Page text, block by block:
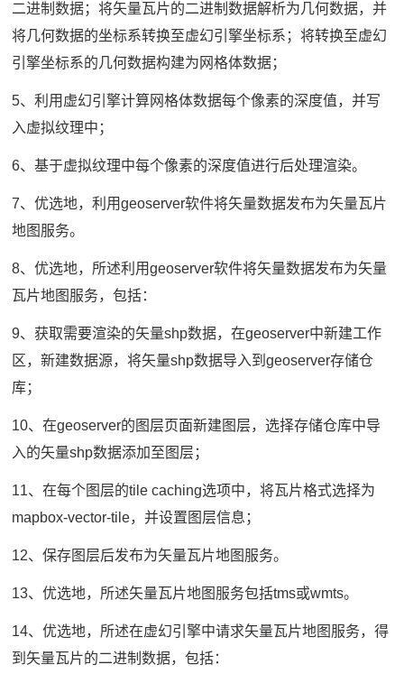
二进制数据；将矢量瓦片的二进制数据解析为几何数据，并
将几何数据的坐标系转换至虚幻引擎坐标系；将转换至虚幻
引擎坐标系的几何数据构建为网格体数据；
5、利用虚幻引擎计算网格体数据每个像素的深度值，并写
入虚拟纹理中；
6、基于虚拟纹理中每个像素的深度值进行后处理渲染。
7、优选地，利用geoserver软件将矢量数据发布为矢量瓦片
地图服务。
8、优选地，所述利用geoserver软件将矢量数据发布为矢量
瓦片地图服务，包括：
9、获取需要渲染的矢量shp数据，在geoserver中新建工作
区，新建数据源，将矢量shp数据导入到geoserver存储仓
库；
10、在geoserver的图层页面新建图层，选择存储仓库中导
入的矢量shp数据添加至图层；
11、在每个图层的tile caching选项中，将瓦片格式选择为
mapbox-vector-tile，并设置图层信息；
12、保存图层后发布为矢量瓦片地图服务。
13、优选地，所述矢量瓦片地图服务包括tms或wmts。
14、优选地，所述在虚幻引擎中请求矢量瓦片地图服务，得
到矢量瓦片的二进制数据，包括：